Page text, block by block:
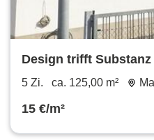
Design trifft
Markgröningen
5 Zi. ca. 125,00 m²
15 €/m²